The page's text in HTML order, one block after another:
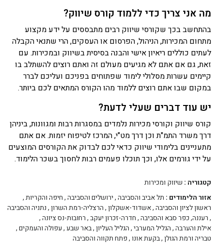
מה אני צריך כדי ללמוד קורס שיווק?
בהתחשב בכך שקורסי שיווק רבים מתבססים על ידע מקצוע
מתחום המכירות, הניהול, הפרסום או העסקים, הרי שתנאי הקבלה
לעתים כוללים ריאיון אישי והבנה בסיסית בשיווק ובמכירות. עם
זאת, גם אם אתם לא מגיעים מעולם זה ואתם רוצים להשתלב בו
קיימים עשרות מסלולי לימוד שפתוחים בפניכם ועליכם לברר
במקום שבו אתם רוצים ללמוד מהו הקורס המתאים לכם ביותר.
יש עוד דברים שעלי לדעת?
קורס שיווק וקורסי מכירות נלמדים במסגרות רבות ומגוונות, ביניהן
דרך משרד התמ"ת וכן דרך מט"י, המרכז לטיפוח יזמות. אם אתם
מתעניינים בלימודי שיווק כדאי לכם לבדוק את הקורסים המוצעים
על ידי גורמים אלו, וכך תוכלו פעמים רבות לחסוך בשכר הלימוד.
קטגוריה : שיווק ומכירות
אזור הלימודים : תל אביב והסביבה,ירושלים והסביבה,חיפה והקריות,
ראשון לציון והסביבה,אשדוד-אשקלון,הרצליה-רמת השרון,נתניה והסביבה
,רעננה, כפר סבא והסביבה,חדרה-זכרון יעקב,רחובות-נס ציונה,
אילת והערבה,הגליל המערבי,הגליל העליון,באר שבע,עפולה והעמקים,
טבריה ורמת הגולן,בקעת אונו,פתח תקווה והסביבה